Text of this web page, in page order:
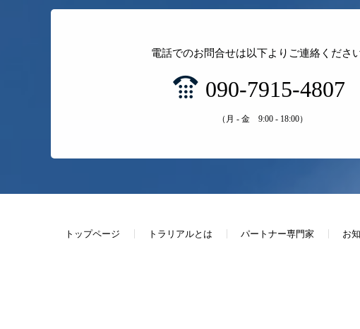
電話でのお問合せは以下よりご連絡ください
090-7915-4807
（月 - 金 9:00 - 18:00）
トップページ トラリアルとは パートナー専門家 お